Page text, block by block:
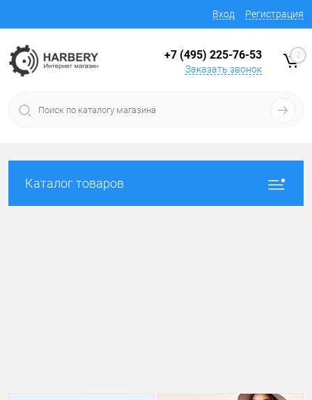
Вход Регистрация
+7 (495) 225-76-53
Заказать звонок
0
Каталог товаров